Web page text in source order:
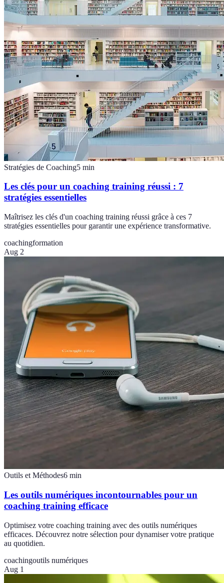
Stratégies de Coaching5 min
Les clés pour un coaching training réussi : 7
stratégies essentielles
Maîtrisez les clés d'un coaching training réussi grâce à ces 7
stratégies essentielles pour garantir une expérience transformative.
coachingformation
Aug 2
Outils et Méthodes6 min
Les outils numériques incontournables pour un
coaching training efficace
Optimisez votre coaching training avec des outils numériques
efficaces. Découvrez notre sélection pour dynamiser votre pratique
au quotidien.
coachingoutils numériques
Aug 1